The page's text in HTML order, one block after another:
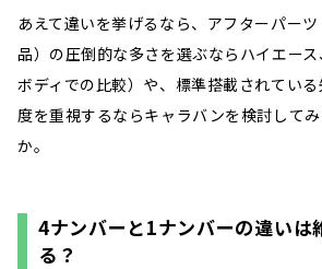
あえて違いを挙げるなら、アフターパー
品）の圧倒的な多さを選ぶならハイエー
ボディでの比較）や、標準搭載されてい
度を重視するならキャラバンを検討して
か。
4ナンバーと1ナンバーの違いは
る？